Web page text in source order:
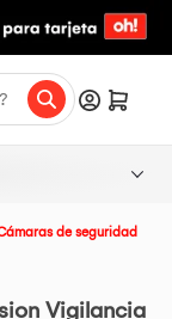
de seguridad
Vigilancia